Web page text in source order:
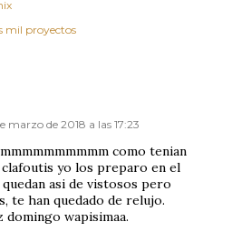
mil proyectos
marzo de 2018 a las 17:23
como tenian
yo los preparo en el
asi de vistosos pero
te han quedado de relujo.
domingo wapisimaa.